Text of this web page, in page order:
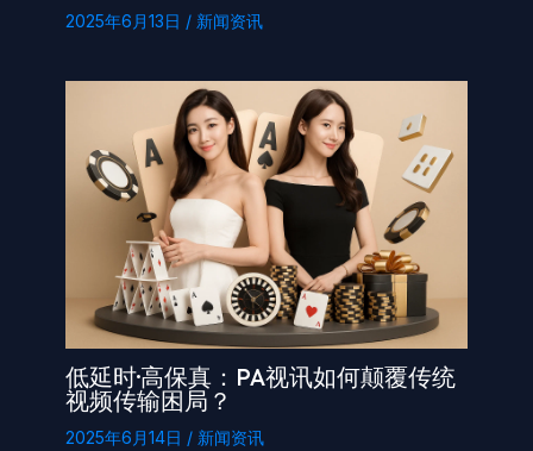
2025年6月13日 / 新闻资讯
低延时·高保真：PA视讯如何颠覆传统
视频传输困局？
2025年6月14日 / 新闻资讯